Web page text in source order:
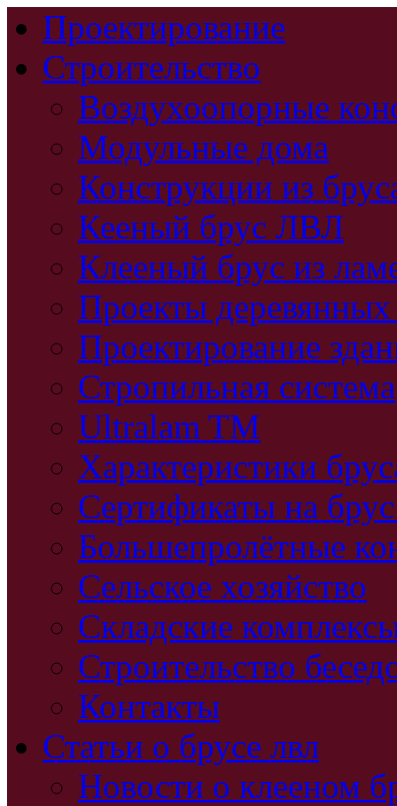
Проектирование
Строительство
Воздухоопорные
Модульные дома
Конструкции из
Кееный брус ЛВЛ
Клееный брус из
Проекты
Проектирование
Стропильная система
Ultralam TM
Характеристики
Сертификаты на
Большепролётные
Сельское хозяйство
Складские
Строительство
Контакты
Статьи о брусе лвл
Новости о клееном